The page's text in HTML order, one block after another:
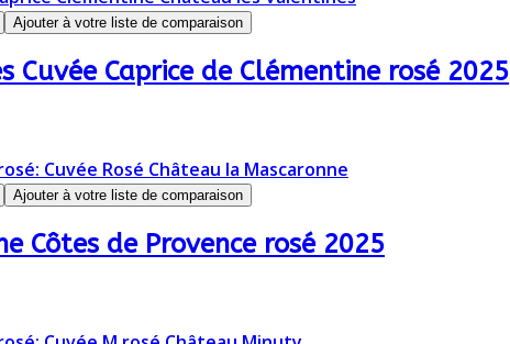
Ajouter à votre liste de comparaison
Cuvée Caprice de Clémentine rosé 2025
Ajouter à votre liste de comparaison
Côtes de Provence rosé 2025